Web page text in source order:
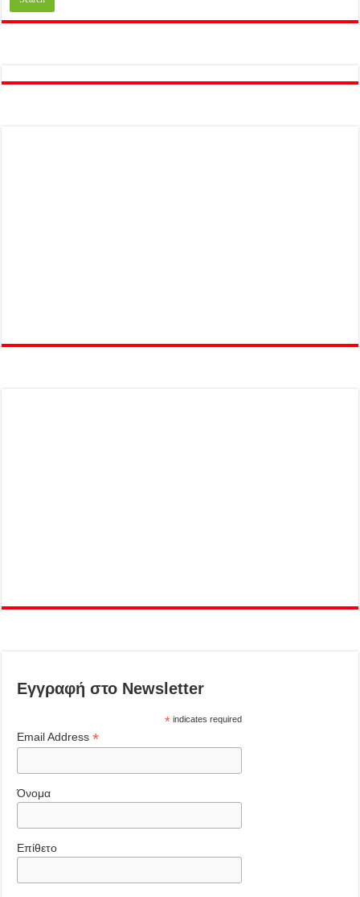
Εγγραφή στο Newsletter
*indicates required
Email Address*
Όνομα
Επίθετο